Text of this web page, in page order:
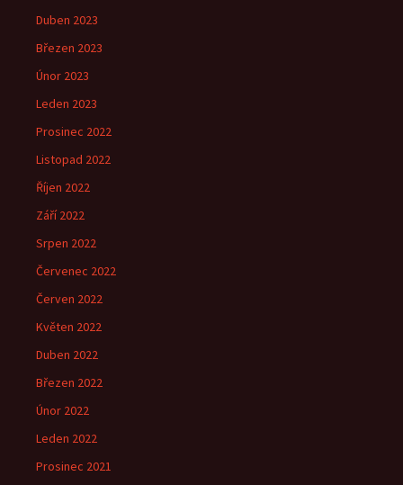
Duben 2023
Březen 2023
Únor 2023
Leden 2023
Prosinec 2022
Listopad 2022
Říjen 2022
Září 2022
Srpen 2022
Červenec 2022
Červen 2022
Květen 2022
Duben 2022
Březen 2022
Únor 2022
Leden 2022
Prosinec 2021